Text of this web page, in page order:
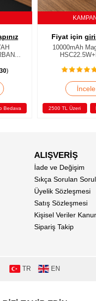
için giriş yapınız
Magsafe 15W
HSC22.5W+PD20...
)
TL Üzeri Kargo Bedava
ALIŞVERİŞ
İade ve Değişim
Sıkça Sorulan
Üyelik Sözleşmesi
Satış Sözleşmesi
Kişisel Veriler
Sipariş Takip
TR EN